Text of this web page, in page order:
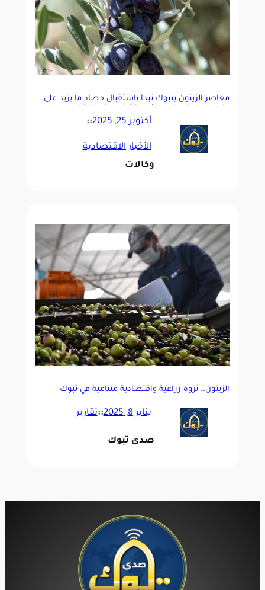
معاصر الزيتون بتبوك تبدأ باستقبال حصاد ما يزيد على
أكتوبر 25, 2025 ::
الأخبار الاقتصادية
وكالات
الزيتون.. ثروة زراعية واقتصادية متنامية في تبوك
يناير 8, 2025 ::تقارير
صدى تبوك